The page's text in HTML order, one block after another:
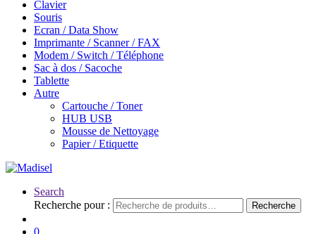
Clavier
Souris
Ecran / Data Show
Imprimante / Scanner / FAX
Modem / Switch / Téléphone
Sac à dos / Sacoche
Tablette
Autre
Cartouche / Toner
HUB USB
Mousse de Nettoyage
Papier / Etiquette
Search
Recherche pour :
Recherche
0